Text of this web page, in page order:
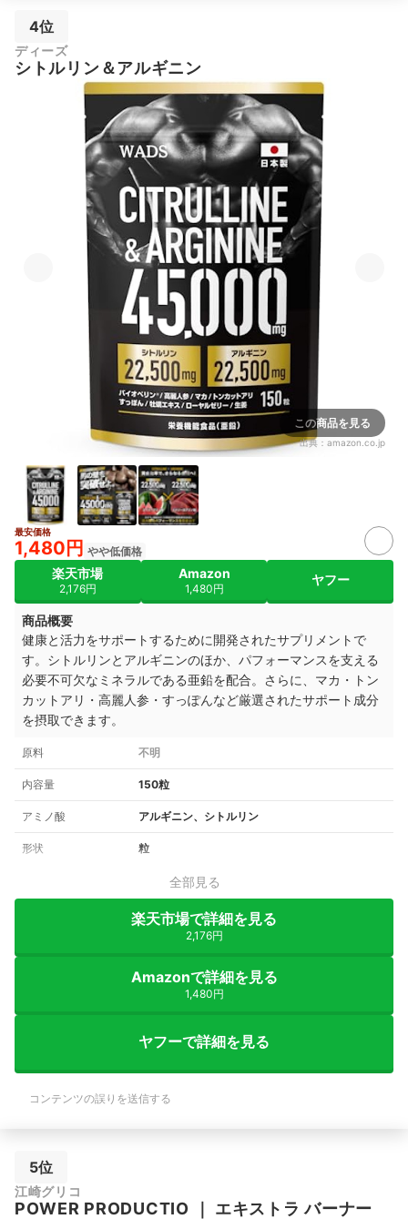
4位
ディーズ
シトルリン＆アルギニン
この商品を見る
出典： amazon.co.jp
最安価格
1,480円 やや低価格
楽天市場
2,176円
Amazon
1,480円
ヤフー
商品概要
健康と活力をサポートするために開発されたサプリメントで
す。シトルリンとアルギニンのほか、パフォーマンスを支える
必要不可欠なミネラルである亜鉛を配合。さらに、マカ・トン
カットアリ・高麗人参・すっぽんなど厳選されたサポート成分
を摂取できます。
原料 不明
内容量 150粒
アミノ酸 アルギニン、シトルリン
形状 粒
全部見る
楽天市場で詳細を見る
2,176円
Amazonで詳細を見る
1,480円
ヤフーで詳細を見る
コンテンツの誤りを送信する
5位
江崎グリコ
POWER PRODUCTIO ｜ エキストラ バーナー